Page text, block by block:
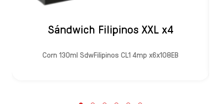
Sándwich Filipinos XXL x4
Corn 130ml SdwFilipinos CL1 4mp x6x108EB